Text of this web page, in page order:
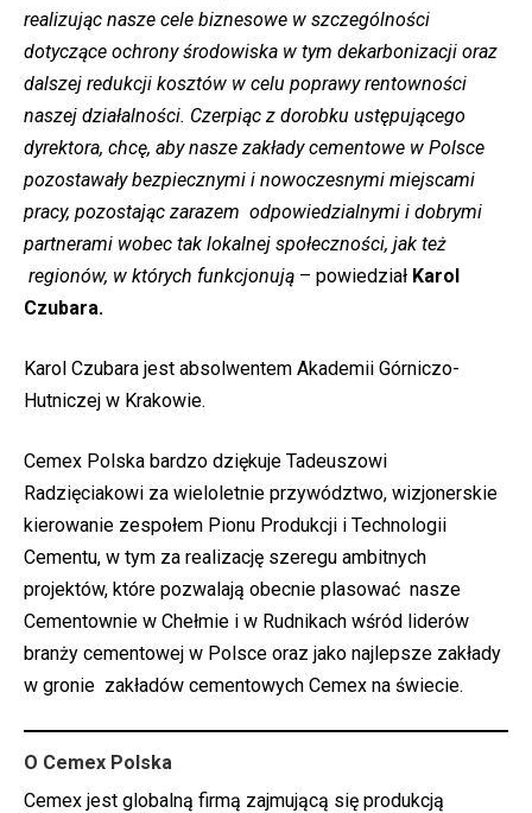
realizując nasze cele biznesowe w szczególności
dotyczące ochrony środowiska w tym dekarbonizacji oraz
dalszej redukcji kosztów w celu poprawy rentowności
naszej działalności. Czerpiąc z dorobku ustępującego
dyrektora, chcę, aby nasze zakłady cementowe w Polsce
pozostawały bezpiecznymi i nowoczesnymi miejscami
pracy, pozostając zarazem odpowiedzialnymi i dobrymi
partnerami wobec tak lokalnej społeczności, jak też
regionów, w których funkcjonują – powiedział Karol
Czubara.
Karol Czubara jest absolwentem Akademii Górniczo-
Hutniczej w Krakowie.
Cemex Polska bardzo dziękuje Tadeuszowi
Radzięciakowi za wieloletnie przywództwo, wizjonerskie
kierowanie zespołem Pionu Produkcji i Technologii
Cementu, w tym za realizację szeregu ambitnych
projektów, które pozwalają obecnie plasować nasze
Cementownie w Chełmie i w Rudnikach wśród liderów
branży cementowej w Polsce oraz jako najlepsze zakłady
w gronie zakładów cementowych Cemex na świecie.
O Cemex Polska
Cemex jest globalną firmą zajmującą się produkcją